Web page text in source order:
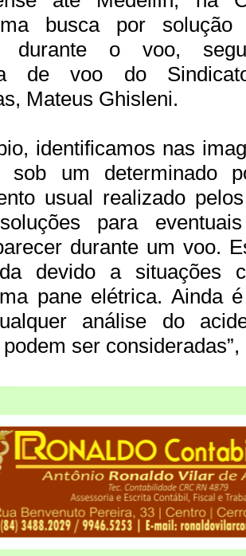
busca por solução
durante o voo,
de voo do
Mateus Ghisleni.
identificamos nas
sob um determinado
usual realizado
para
durante um voo.
devido a situações
pane elétrica. Ainda
análise do
ser